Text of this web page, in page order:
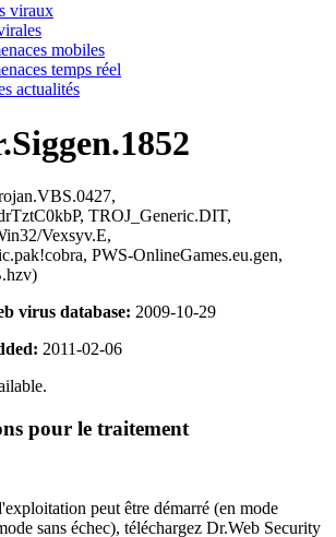
viraux
mobiles
temps réel
actualités
TROJ_Generic.DIT,
Vexsyv.E,
PWS-OnlineGames.eu.gen,
virus database: 2009-10-29
2011-02-06
pour le traitement
peut être démarré (en mode
sans échec), téléchargez Dr.Web Security